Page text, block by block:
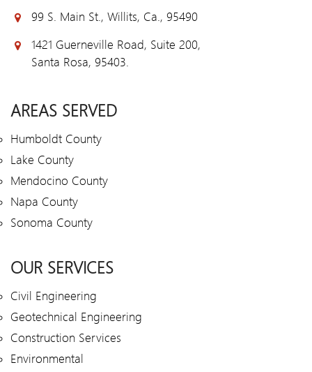
99 S. Main St., Willits, Ca., 95490
1421 Guerneville Road, Suite 200,
Santa Rosa, 95403.
AREAS SERVED
Humboldt County
Lake County
Mendocino County
Napa County
Sonoma County
OUR SERVICES
Civil Engineering
Geotechnical Engineering
Construction Services
Environmental